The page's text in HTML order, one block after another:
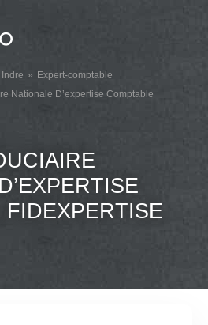
Expert-comptable
Nationale D’expertise Comptable
FIDEXPERTISE